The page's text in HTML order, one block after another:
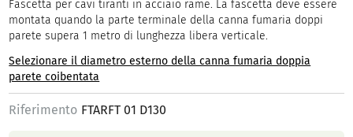
Fascetta per cavi tiranti in acciaio rame. La fascetta deve essere
montata quando la parte terminale della canna fumaria doppi
parete supera 1 metro di lunghezza libera verticale.
Selezionare il diametro esterno della canna fumaria doppia
parete coibentata
Riferimento FTARFT 01 D130